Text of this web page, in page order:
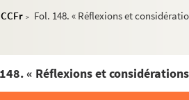
> Fol. 148. « Réflexions et
1306-1313. Monuments de l'Afrique
Titre dessiné à l'encre de Chine. «